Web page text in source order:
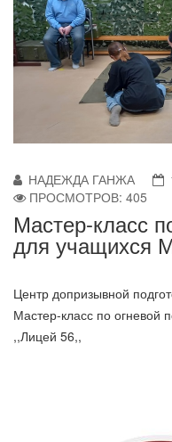
НАДЕЖДА ГАНЖА
ПРОСМОТРОВ: 405
Мастер-класс
для учащихся
Центр допризывной
Мастер-класс по огневой
,,Лицей 56,,